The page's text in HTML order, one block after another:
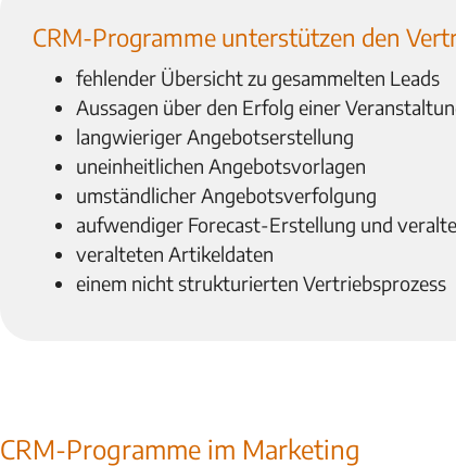
CRM-Programme unterstützen den
fehlender Übersicht zu gesammelten Leads
Aussagen über den Erfolg einer
langwieriger Angebotserstellung
uneinheitlichen Angebotsvorlagen
umständlicher Angebotsverfolgung
aufwendiger Forecast-Erstellung und
veralteten Artikeldaten
einem nicht strukturierten Vertriebsprozess
CRM-Programme im Marketing